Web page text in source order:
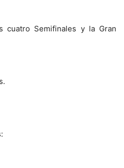
cuatro Semifinales y la Gran